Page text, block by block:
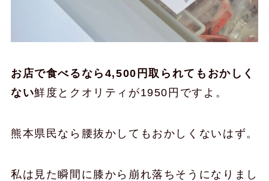
お店で食べるなら4,500円取られてもおかしく
ない鮮度とクオリティが1950円ですよ。
熊本県民なら腰抜かしてもおかしくないはず。
私は見た瞬間に膝から崩れ落ちそうになりまし